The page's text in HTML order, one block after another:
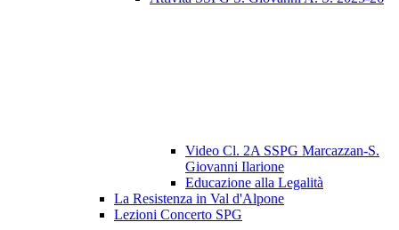
Video Cl. 2A SSPG Marcazzan-S.
Giovanni Ilarione
Educazione alla Legalità
La Resistenza in Val d'Alpone
Lezioni Concerto SPG